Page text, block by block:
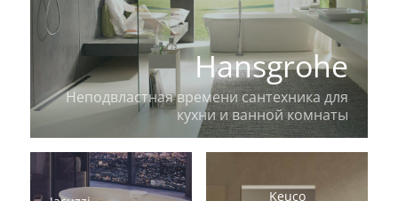
Hansgrohe
Неподвластная времени сантехника для
кухни и ванной комнаты
Keuco